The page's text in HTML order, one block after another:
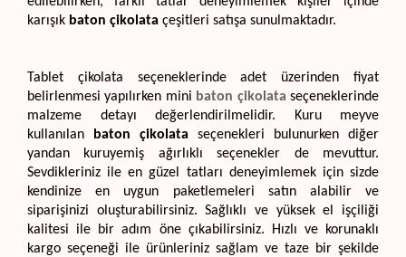
karışık baton çikolata çeşitleri satışa sunulmaktadır.
Tablet çikolata seçeneklerinde adet üzerinden fiyat
belirlenmesi yapılırken mini baton çikolata seçeneklerinde
malzeme detayı değerlendirilmelidir. Kuru meyve
kullanılan
baton çikolata seçenekleri bulunurken diğer
yandan kuruyemiş ağırlıklı seçenekler de mevuttur.
Sevdikleriniz ile en güzel tatları deneyimlemek için sizde
kendinize en uygun paketlemeleri satın alabilir ve
siparişinizi oluşturabilirsiniz. Sağlıklı ve yüksek el işçiliği
kalitesi ile bir adım öne çıkabilirsiniz. Hızlı ve korunaklı
kargo seçeneği ile ürünleriniz sağlam ve taze bir şekilde